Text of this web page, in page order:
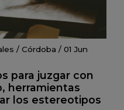
/ Córdoba / 01 Jun
para juzgar con
herramientas
los estereotipos